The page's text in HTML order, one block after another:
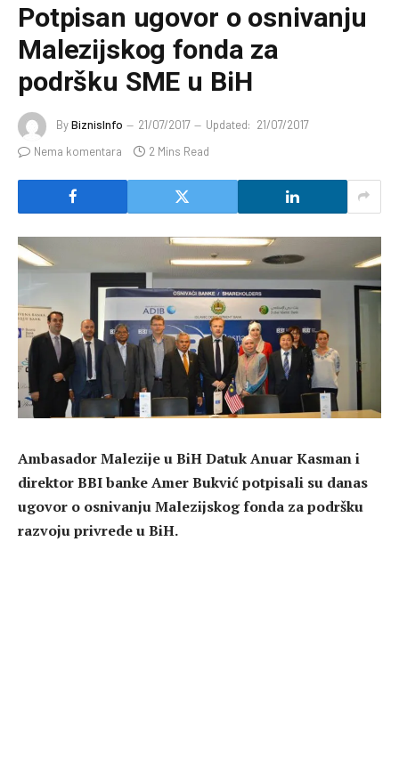
Potpisan ugovor o osnivanju
Malezijskog fonda za
podršku SME u BiH
ByBiznisInfo 21/07/2017 Updated: 21/07/2017
Nema komentara
2 Mins Read
Ambasador Malezije u BiH Datuk Anuar Kasman i
direktor BBI banke Amer Bukvić potpisali su danas
ugovor o osnivanju Malezijskog fonda za podršku
razvoju privrede u BiH.